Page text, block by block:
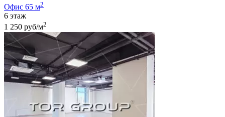
Офис 65 м2
6 этаж
1 250 руб/м2